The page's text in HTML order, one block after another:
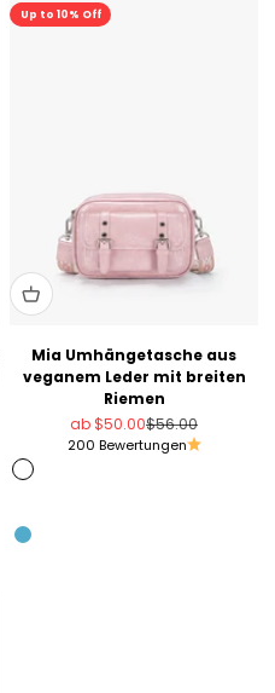
Up to 10% Off
Sale
Mia Umhängetasche aus
veganem Leder mit breiten
Riemen
Angebot
ab $50.00Regulärer Preis
$56.00
200 Bewertungen
Rosa
Schwarz
Blau